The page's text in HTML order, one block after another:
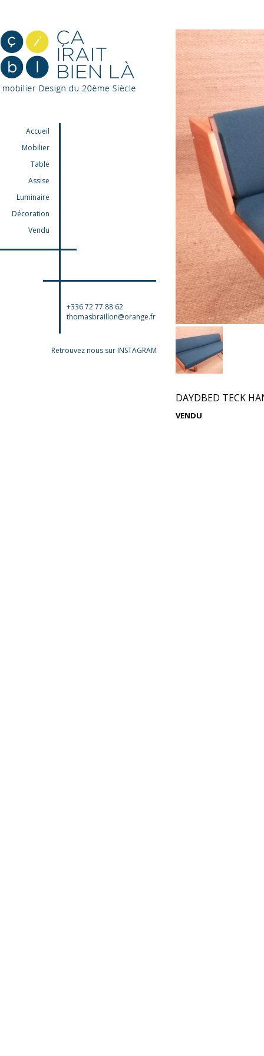
Accueil
Mobilier
Table
Assise
Luminaire
Décoration
Vendu
+336 72 77 88 62
thomasbraillon@orange.fr
Retrouvez nous sur INSTAGRAM
DAYDBED TECK
VENDU